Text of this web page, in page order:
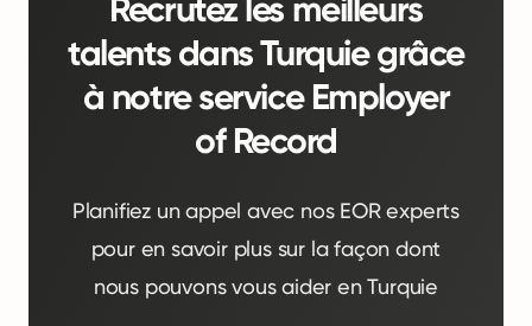
Recrutez les meilleurs
talents dans Turquie grâce
à notre service Employer
of Record
Planifiez un appel avec nos EOR experts
pour en savoir plus sur la façon dont
nous pouvons vous aider en Turquie